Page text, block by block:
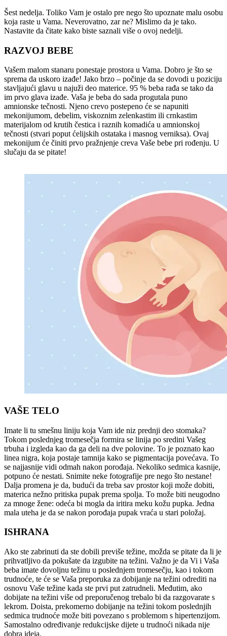
Šest nedelja. Toliko Vam je ostalo pre nego što upoznate malu osobu
koja raste u Vama. Neverovatno, zar ne? Mislimo da je tako.
Nastavite da čitate kako biste saznali više o ovoj nedelji.
RAZVOJ BEBE
Vašem malom stanaru ponestaje prostora u Vama. Dobro je što se
sprema da uskoro izađe! Jako brzo – počinje da se dovodi u poziciju
stavljajući glavu u najuži deo materice. 95 % beba rađa se tako da
im prvo glava izađe. Vaša je beba do sada progutala puno
amnionske tečnosti. Njeno crevo postepeno će se napuniti
mekonijumom, debelim, viskoznim zelenkastim ili crnkastim
materijalom od krutih čestica i raznih komadića u amnionskoj
tečnosti (stvari poput ćelijskih ostataka i masnog verniksa). Ovaj
mekonijum će činiti prvo pražnjenje creva Vaše bebe pri rođenju. U
slučaju da se pitate!
VAŠE TELO
Imate li tu smešnu liniju koja Vam ide niz prednji deo stomaka?
Tokom poslednjeg tromesečja formira se linija po sredini Vašeg
trbuha i izgleda kao da ga deli na dve polovine. To je poznato kao
linea nigra, koja postaje tamnija kako se pigmentacija povećava. To
se najjasnije vidi odmah nakon porođaja. Nekoliko sedmica kasnije,
potpuno će nestati. Snimite neke fotografije pre nego što nestane!
Dalja promena je da, budući da treba sav prostor koji može dobiti,
materica nežno pritiska pupak prema spolja. To može biti neugodno
za mnoge žene: odeća bi mogla da iritira meku kožu pupka. Jedna
mala uteha je da se nakon porođaja pupak vraća u stari položaj.
ISHRANA
Ako ste zabrinuti da ste dobili previše težine, možda se pitate da li je
prihvatljivo da pokušate da izgubite na težini. Važno je da Vi i Vaša
beba imate dovoljnu težinu u poslednjem tromesečju, kao i tokom
trudnoće, te će se Vaša preporuka za dobijanje na težini odrediti na
osnovu Vaše težine kada ste prvi put zatrudneli. Međutim, ako
dobijate na težini više od preporučenog trebalo bi da razgovarate s
lekrom. Doista, prekomerno dobijanje na težini tokom poslednjih
sedmica trudnoće može biti povezano s problemom s hipertenzijom.
Samostalno određivanje redukcijske dijete u trudnoći nikada nije
dobra ideja.